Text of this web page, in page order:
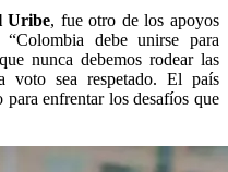
Uribe, fue otro de los apoyos
debe unirse para
nunca debemos rodear las
voto sea respetado. El país
enfrentar los desafíos que